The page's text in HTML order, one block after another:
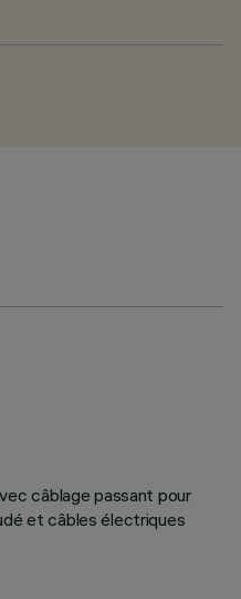
câblage passant pour
et câbles électriques